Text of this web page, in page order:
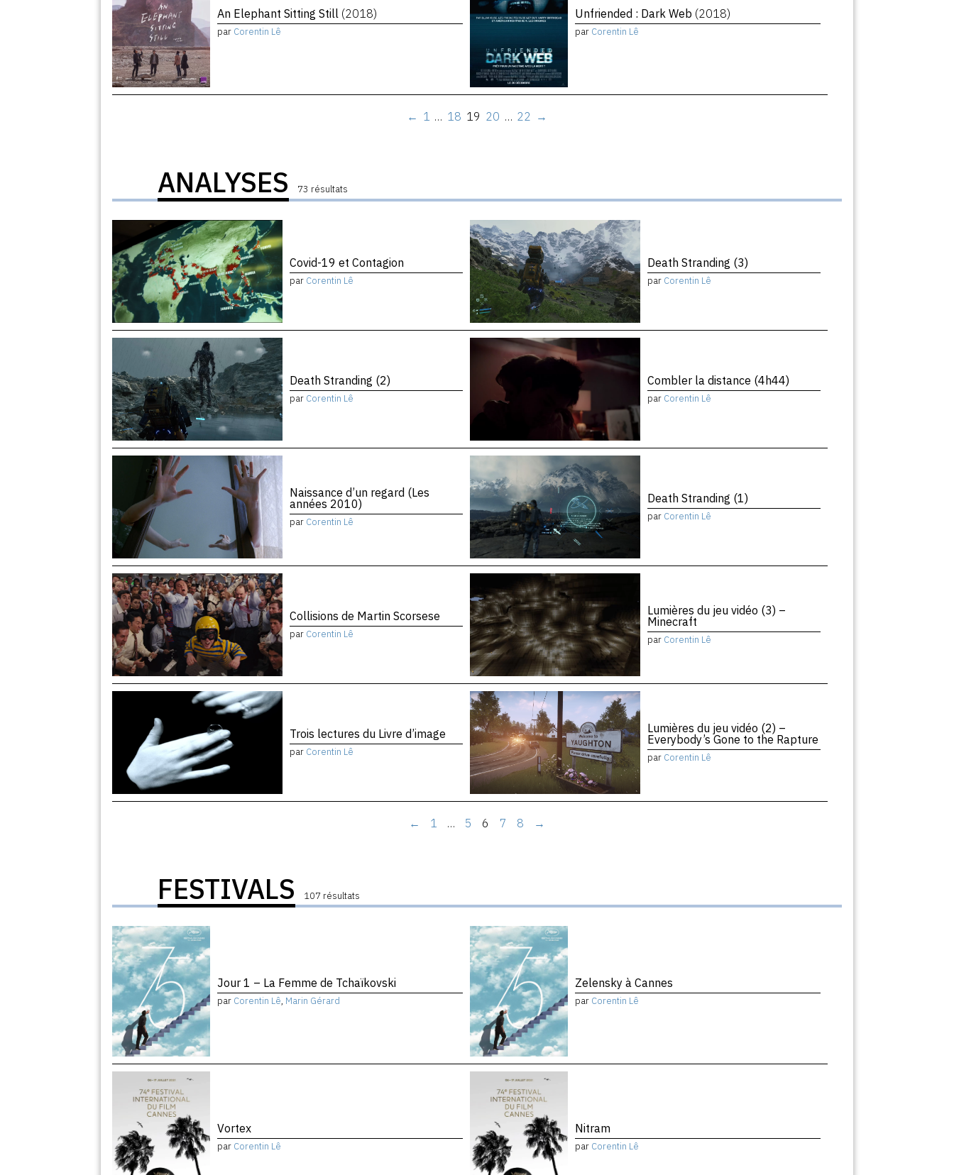
An Elephant Sitting Still (2018)
par Corentin Lê
Unfriended : Dark Web (2018)
par Corentin Lê
← 1 … 18 19 20 … 22 →
ANALYSES 73 résultats
Covid-19 et Contagion
par Corentin Lê
Death Stranding (3)
par Corentin Lê
Death Stranding (2)
par Corentin Lê
Combler la distance (4h44)
par Corentin Lê
Naissance d’un regard (Les
années 2010)
par Corentin Lê
Death Stranding (1)
par Corentin Lê
Collisions de Martin Scorsese
par Corentin Lê
Lumières du jeu vidéo (3) –
Minecraft
par Corentin Lê
Trois lectures du Livre d’image
par Corentin Lê
Lumières du jeu vidéo (2) –
Everybody’s Gone to the Rapture
par Corentin Lê
← 1 … 5 6 7 8 →
FESTIVALS 107 résultats
Jour 1 – La Femme de Tchaïkovski
par Corentin Lê, Marin Gérard
Zelensky à Cannes
par Corentin Lê
Vortex
par Corentin Lê
Nitram
par Corentin Lê